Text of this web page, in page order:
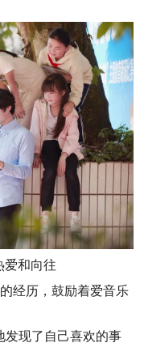
爱和向往
经历，鼓励着爱音乐
发现了自己喜欢的事